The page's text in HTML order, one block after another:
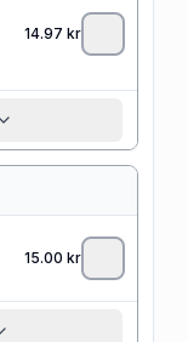
14.97 kr
15.00 kr